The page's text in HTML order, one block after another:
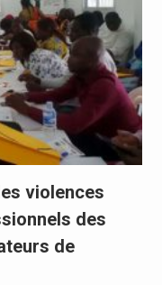
violences
des
de